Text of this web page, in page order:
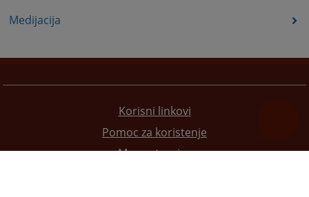
Medijacija
Korisni linkovi
Pomoc za koristenje
Mapa stranice